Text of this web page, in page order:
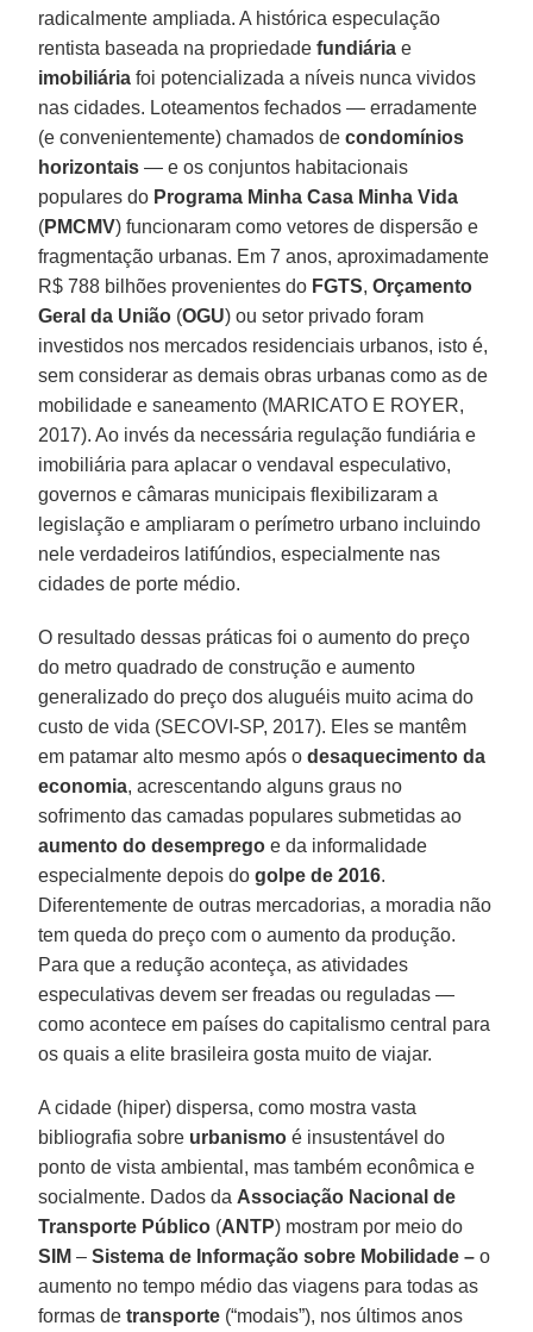
radicalmente ampliada. A histórica especulação
rentista baseada na propriedadefundiária e
imobiliária foi potencializada a níveis nunca vividos
nas cidades. Loteamentos fechados — erradamente
(e convenientemente) chamados decondomínios
horizontais — e os conjuntos habitacionais
populares do Programa Minha Casa Minha Vida
(PMCMV) funcionaram como vetores de dispersão e
fragmentação urbanas. Em 7 anos, aproximadamente
R$ 788 bilhões provenientes do FGTS,Orçamento
Geral da União (OGU) ou setor privado foram
investidos nos mercados residenciais urbanos, isto é,
sem considerar as demais obras urbanas como as de
mobilidade e saneamento (MARICATO E ROYER,
2017). Ao invés da necessária regulação fundiária e
imobiliária para aplacar o vendaval especulativo,
governos e câmaras municipais flexibilizaram a
legislação e ampliaram o perímetro urbano incluindo
nele verdadeiros latifúndios, especialmente nas
cidades de porte médio.
O resultado dessas práticas foi o aumento do preço
do metro quadrado de construção e aumento
generalizado do preço dos aluguéis muito acima do
custo de vida (SECOVI-SP, 2017). Eles se mantêm
em patamar alto mesmo após odesaquecimento da
economia, acrescentando alguns graus no
sofrimento das camadas populares submetidas ao
aumento do desemprego e da informalidade
especialmente depois dogolpe de 2016.
Diferentemente de outras mercadorias, a moradia não
tem queda do preço com o aumento da produção.
Para que a redução aconteça, as atividades
especulativas devem ser freadas ou reguladas —
como acontece em países do capitalismo central para
os quais a elite brasileira gosta muito de viajar.
A cidade (hiper) dispersa, como mostra vasta
bibliografia sobre urbanismo é insustentável do
ponto de vista ambiental, mas também econômica e
socialmente. Dados da Associação Nacional de
Transporte Público (ANTP) mostram por meio do
SIM –Sistema de Informação sobre Mobilidade – o
aumento no tempo médio das viagens para todas as
formas detransporte (“modais”), nos últimos anos